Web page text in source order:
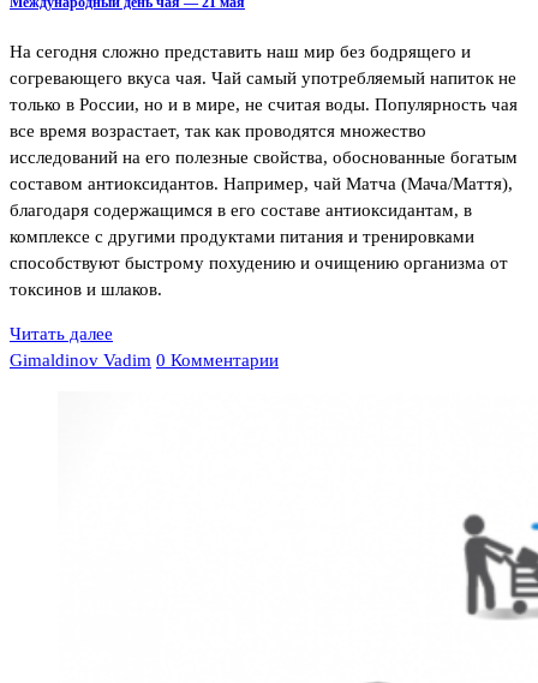
На сегодня сложно представить наш мир без бодрящего и
согревающего вкуса чая. Чай самый употребляемый напиток не
только в России, но и в мире, не считая воды. Популярность чая
все время возрастает, так как проводятся множество
исследований на его полезные свойства, обоснованные богатым
составом антиоксидантов. Например, чай Матча (Мача/Маття),
благодаря содержащимся в его составе антиоксидантам, в
комплексе с другими продуктами питания и тренировками
способствуют быстрому похудению и очищению организма от
токсинов и шлаков.
Читать далее
Gimaldinov Vadim 0 Комментарии